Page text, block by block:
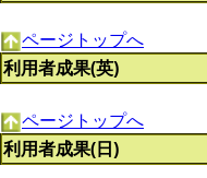
ページトップへ
利用者成果(英)
ページトップへ
利用者成果(日)